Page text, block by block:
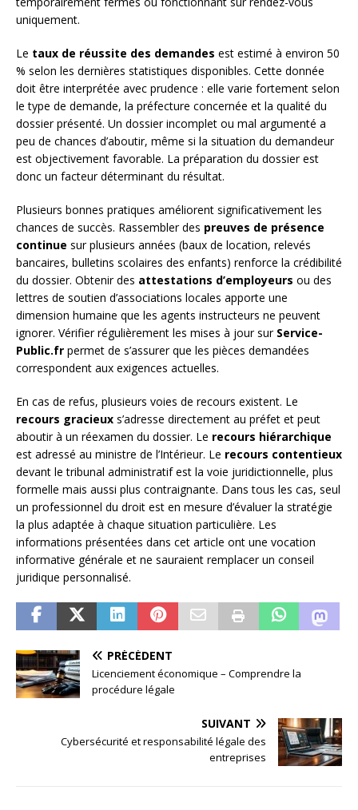
uniquement.
Le taux de réussite des demandes est estimé à environ 50
% selon les dernières statistiques disponibles. Cette donnée
doit être interprétée avec prudence : elle varie fortement selon
le type de demande, la préfecture concernée et la qualité du
dossier présenté. Un dossier incomplet ou mal argumenté a
peu de chances d’aboutir, même si la situation du demandeur
est objectivement favorable. La préparation du dossier est
donc un facteur déterminant du résultat.
Plusieurs bonnes pratiques améliorent significativement les
chances de succès. Rassembler des preuves de présence
continue sur plusieurs années (baux de location, relevés
bancaires, bulletins scolaires des enfants) renforce la crédibilité
du dossier. Obtenir des attestations d’employeurs ou des
lettres de soutien d’associations locales apporte une
dimension humaine que les agents instructeurs ne peuvent
ignorer. Vérifier régulièrement les mises à jour sur Service-
Public.fr permet de s’assurer que les pièces demandées
correspondent aux exigences actuelles.
En cas de refus, plusieurs voies de recours existent. Le
recours gracieux s’adresse directement au préfet et peut
aboutir à un réexamen du dossier. Le recours hiérarchique
est adressé au ministre de l’Intérieur. Le recours contentieux
devant le tribunal administratif est la voie juridictionnelle, plus
formelle mais aussi plus contraignante. Dans tous les cas, seul
un professionnel du droit est en mesure d’évaluer la stratégie
la plus adaptée à chaque situation particulière. Les
informations présentées dans cet article ont une vocation
informative générale et ne sauraient remplacer un conseil
juridique personnalisé.
PRÉCÉDENT
Licenciement économique – Comprendre la
procédure légale
SUIVANT
Cybersécurité et responsabilité légale des
entreprises